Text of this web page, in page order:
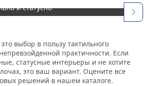
и статусно
выбор в пользу тактильного
практичности. Если
статусные интерьеры и не хотите
это ваш вариант. Оцените все
решений в нашем каталоге.